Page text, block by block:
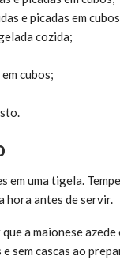
e picadas em
cozida;
cubos;
uma tigela.
hora antes de servir.
a maionese
sem cascas ao